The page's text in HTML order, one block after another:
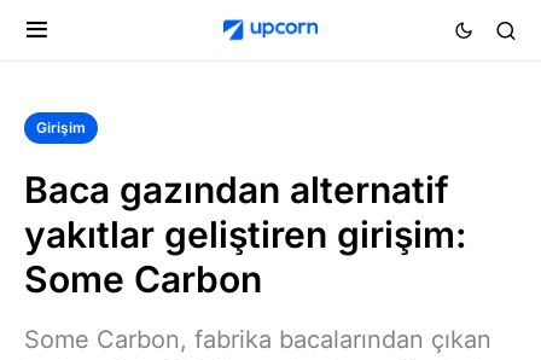
Girişim
Baca gazından alternatif
yakıtlar geliştiren girişim:
Some Carbon
Some Carbon, fabrika bacalarından çıkan